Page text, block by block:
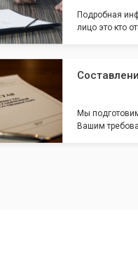
Подробная
лицо это кто
Мы
Вашим